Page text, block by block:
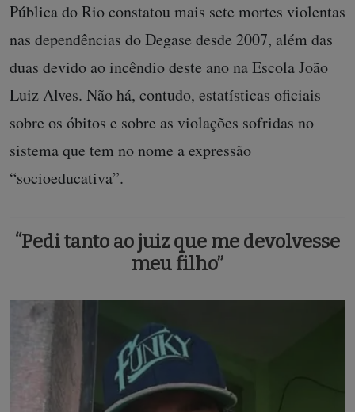
Pública do Rio constatou mais sete mortes violentas
nas dependências do Degase desde 2007, além das
duas devido ao incêndio deste ano na Escola João
Luiz Alves. Não há, contudo, estatísticas oficiais
sobre os óbitos e sobre as violações sofridas no
sistema que tem no nome a expressão
“socioeducativa”.
“Pedi tanto ao juiz que me devolvesse
meu filho”